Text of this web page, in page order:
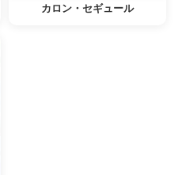
カロン・セギュール